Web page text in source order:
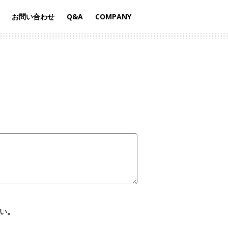
お問い合わせ Q&A COMPANY
。